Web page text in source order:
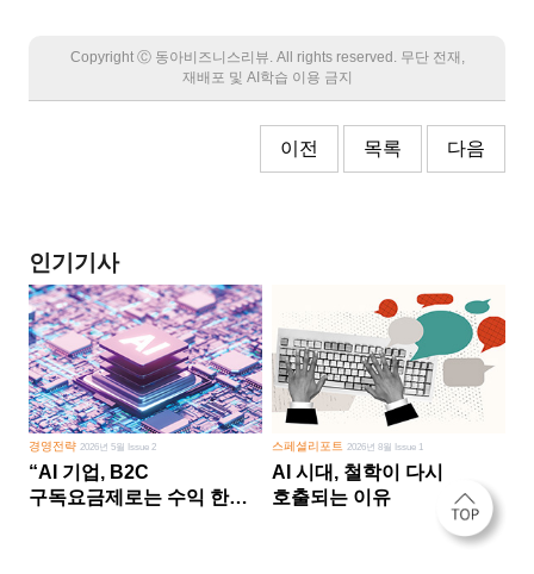
Copyright Ⓒ 동아비즈니스리뷰. All rights reserved. 무단 전재,
재배포 및 AI학습 이용 금지
이전 목록 다음
인기기사
경영전략2026년 5월 Issue 2
“AI 기업, B2C
구독요금제로는 수익 한계
스페셜리포트 2026년 8월 Issue 1
AI 시대, 철학이 다시
호출되는 이유